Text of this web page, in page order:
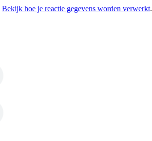
Bekijk hoe je reactie gegevens worden verwerkt.